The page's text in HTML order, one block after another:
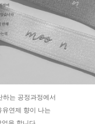
하는 공정과정에서
유연제 향이 나는